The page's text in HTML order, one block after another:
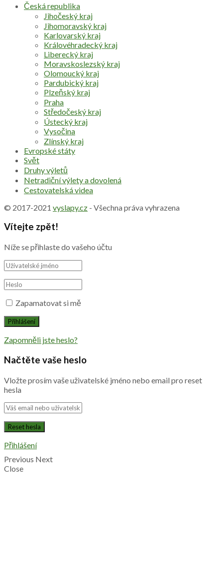
Česká republika
Jihočeský kraj
Jihomoravský kraj
Karlovarský kraj
Královéhradecký kraj
Liberecký kraj
Moravskoslezský kraj
Olomoucký kraj
Pardubický kraj
Plzeňský kraj
Praha
Středočeský kraj
Ústecký kraj
Vysočina
Zlínský kraj
Evropské státy
Svět
Druhy výletů
Netradiční výlety a dovolená
Cestovatelská videa
© 2017-2021 vyslapy.cz - Všechna práva vyhrazena
Vítejte zpět!
Níže se přihlaste do vašeho účtu
Zapamatovat si mě
Zapomněli jste heslo?
Načtěte vaše heslo
Vložte prosím vaše uživatelské jméno nebo email pro reset
hesla
Přihlášení
Previous Next
Close